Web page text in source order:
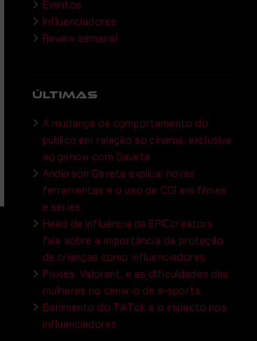
Eventos
Influenciadores
Review semanal
ÚLTIMAS
A mudança de comportamento do
público em relação ao cinema, exclusiva
ao gshow com Gaveta
Anderson Gaveta explica: novas
ferramentas e o uso de CGI em filmes
e séries.
Head de Influência da EPICcreators
fala sobre a importância da proteção
de crianças como influenciadores
Pixxies: Valorant, e as dificuldades das
mulheres no cenário de e-sports.
Banimento do TikTok e o impacto nos
influenciadores